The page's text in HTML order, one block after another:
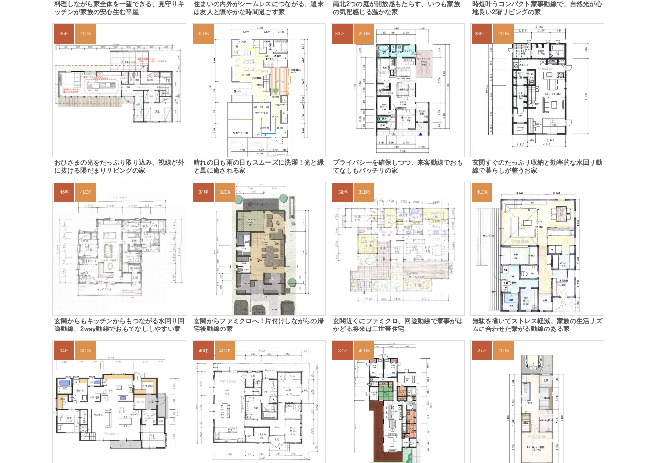
料理しながら家全体を一望できる、見守りキ
ッチンが家族の安心生む平屋
住まいの内外がシームレスにつながる、週末
は友人と賑やかな時間過ごす家
南北2つの庭が開放感もたらす、いつも家族
の気配感じる温かな家
時短叶うコンパクト家事動線で、自然光が心
地良い2階リビングの家
36坪 2LDK
おひさまの光をたっぷり取り込み、視線が外
に抜ける陽だまりリビングの家
3LDK
晴れの日も雨の日もスムーズに洗濯！光と緑
と風に癒される家
33坪～36坪 2LDK
プライバシーを確保しつつ、来客動線でおも
てなしもバッチリの家
33坪～36坪 2LDK
玄関すぐのたっぷり収納と効率的な水回り動
線で暮らしが整うお家
46坪 4LDK
玄関からもキッチンからもつながる水回り回
遊動線、2way動線でおもてなししやすい家
34坪 3LDK
玄関からファミクロへ！片付けしながらの帰
宅後動線の家
39坪 3LDK
玄関近くにファミクロ、回遊動線で家事がは
かどる将来は二世帯住宅
4LDK
無駄を省いてストレス軽減、家族の生活リズ
ムに合わせた繋がる動線のある家
34坪 3LDK 40坪 4LDK 37坪 4LDK 27坪 2LDK